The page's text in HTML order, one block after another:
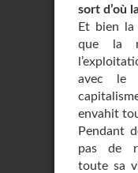
sort d’où
Et bien la
que la
avec le
envahit
Pendant
pas de
toute sa